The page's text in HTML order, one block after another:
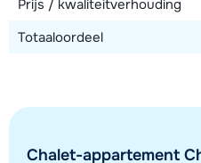
Prijs / kwaliteitverhouding
Totaaloordeel
Chalet-appartement